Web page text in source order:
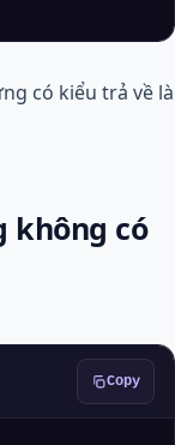
có kiểu trả về là
không có
Copy